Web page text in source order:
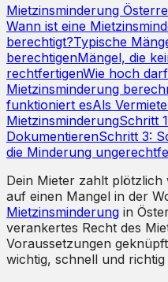
Mietzinsminderung
Wann ist eine
berechtigt?Typische
berechtigenMängel, die
rechtfertigenWie hoch
Mietzinsminderung
funktioniert esAls
MietzinsminderungSchritt
DokumentierenSchritt 3:
die Minderung
Dein Mieter zahlt
auf einen Mangel in der
Mietzinsminderung in
verankertes Recht des
Voraussetzungen
wichtig, schnell und